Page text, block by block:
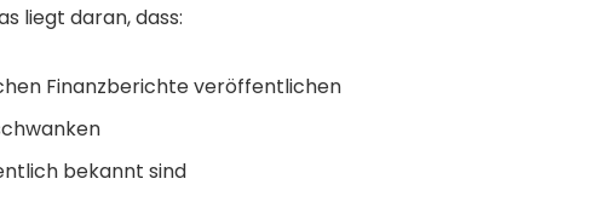
liegt daran, dass:
Finanzberichte veröffentlichen
bekannt sind